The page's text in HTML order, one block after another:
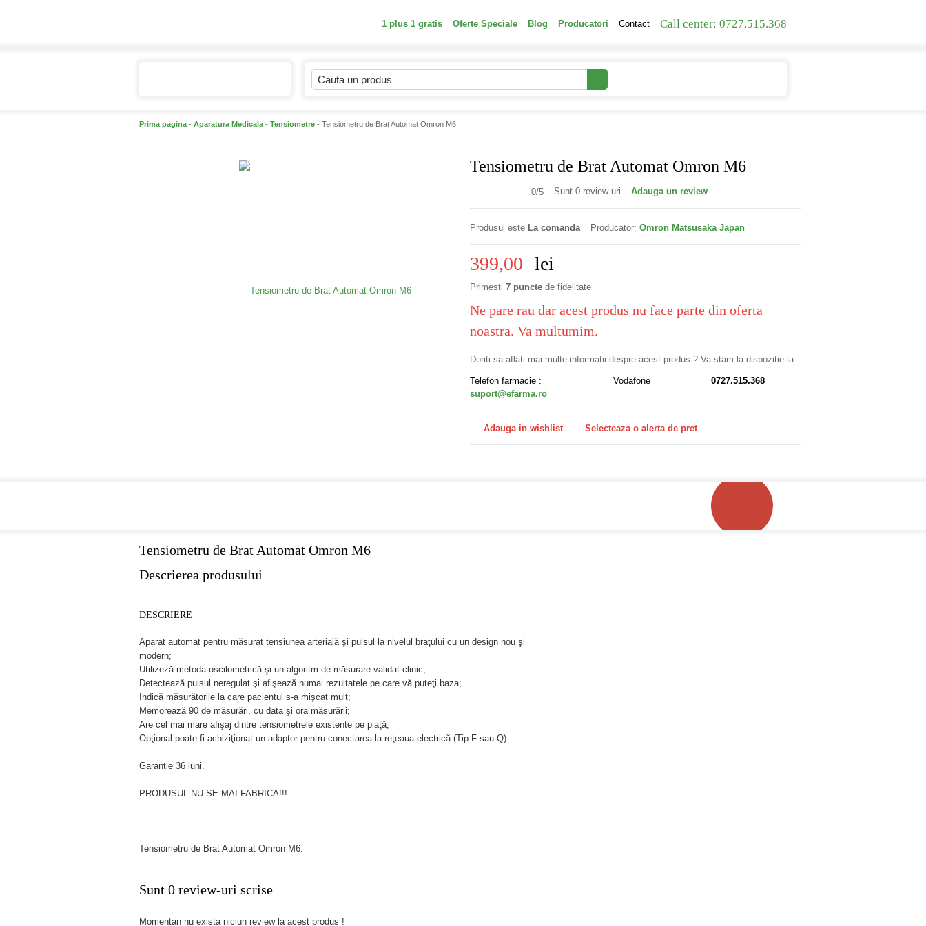
1 plus 1 gratis Oferte Speciale Blog Producatori Contact Call center: 0727.515.368
Prima pagina - Aparatura Medicala - Tensiometre - Tensiometru de Brat Automat Omron M6
Tensiometru de Brat Automat Omron M6
0/5 Sunt 0 review-uri Adauga un review
Produsul este La comanda Producator: Omron Matsusaka Japan
399,00 lei
Primesti 7 puncte de fidelitate
Ne pare rau dar acest produs nu face parte din oferta
noastra. Va multumim.
Doriti sa aflati mai multe informatii despre acest produs ? Va stam la dispozitie la:
Telefon farmacie : Vodafone
0727.515.368
suport@efarma.ro
Adauga in wishlist Selecteaza o alerta de pret
Tensiometru de Brat Automat Omron M6
Descrierea produsului
DESCRIERE
Aparat automat pentru măsurat tensiunea arterială şi pulsul la nivelul braţului cu un design nou şi
modern;
Utilizeză metoda oscilometrică şi un algoritm de măsurare validat clinic;
Detectează pulsul neregulat şi afişează numai rezultatele pe care vă puteţi baza;
Indică măsurătorile la care pacientul s-a mişcat mult;
Memorează 90 de măsurări, cu data şi ora măsurării;
Are cel mai mare afişaj dintre tensiometrele existente pe piaţă;
Opţional poate fi achiziţionat un adaptor pentru conectarea la reţeaua electrică (Tip F sau Q).
Garantie 36 luni.
PRODUSUL NU SE MAI FABRICA!!!
Tensiometru de Brat Automat Omron M6.
Sunt 0 review-uri scrise
Momentan nu exista niciun review la acest produs !